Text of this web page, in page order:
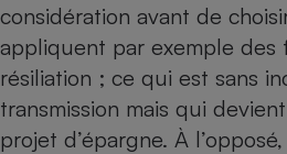
considération avant de
appliquent par exemple des
résiliation ; ce qui est sans
transmission mais qui
projet d’épargne. À